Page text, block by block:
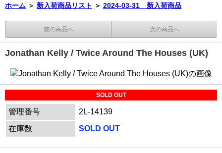
ホーム ＞ 新入荷商品リスト ＞ 2024-03-31 新入荷商品
前の商品へ 次の商品へ
Jonathan Kelly / Twice Around The Houses (UK)
SOLD OUT
管理番号
2L-14139
在庫数
SOLD OUT